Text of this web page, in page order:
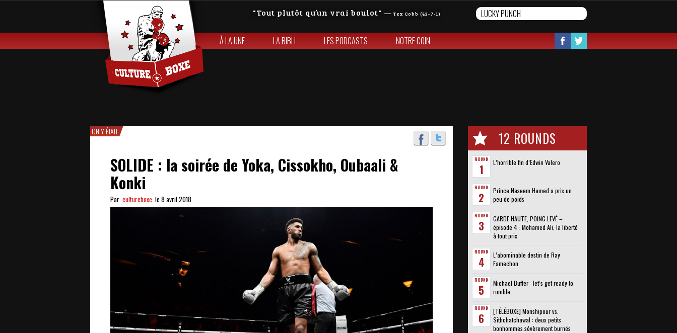
Tout plutôt qu’un vrai boulot — Tex Cobb (42-7-1)
À LA UNE LA BIBLI LES PODCASTS NOTRE COIN
12 ROUNDS
ROUND
1 L’horrible fin d’Edwin Valero
ROUND
2
Prince Naseem Hamed a pris un
peu de poids
ROUND
3
GARDE HAUTE, POING LEVÉ –
épisode 4 : Mohamed Ali, la liberté
à tout prix
ROUND
4
L’abominable destin de Ray
Famechon
ROUND
5
Michael Buffer : let’s get ready to
rumble
ROUND
6
[TÉLÉBOXE] Monshipour vs.
Sithchatchawal : deux petits
bonhommes sévèrement burnés
ON Y ÉTAIT
SOLIDE : la soirée de Yoka, Cissokho, Oubaali &
Konki
Par cultureboxe le 8 avril 2018